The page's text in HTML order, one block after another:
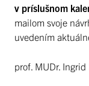
v príslušnom
mailom svoje
uvedením
prof. MUDr. Ingrid